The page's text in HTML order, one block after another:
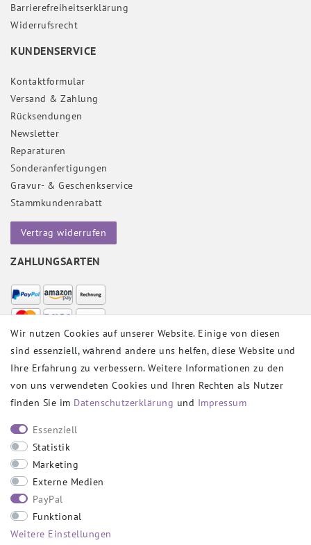
Barrierefreiheitserklärung
Widerrufs­recht
KUNDENSERVICE
Kontaktformular
Versand & Zahlung
Rücksendungen
Newsletter
Reparaturen
Sonderanfertigungen
Gravur- & Geschenkservice
Stammkundenrabatt
Vertrag widerrufen
ZAHLUNGSARTEN
VERSANDPARTNER
SOCIAL
SICHER EINKAUFEN
Wir nutzen Cookies auf unserer Website. Einige von diesen
sind essenziell, während andere uns helfen, diese Website und
Ihre Erfahrung zu verbessern. Weitere Informationen zu den
von uns verwendeten Cookies und Ihren Rechten als Nutzer
finden Sie im Daten­schutz­erklärung und Impressum
Essenziell
Statistik
Marketing
Externe Medien
PayPal
Funktional
Weitere Einstellungen